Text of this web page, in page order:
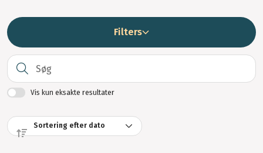
Filters
Vis kun eksakte resultater